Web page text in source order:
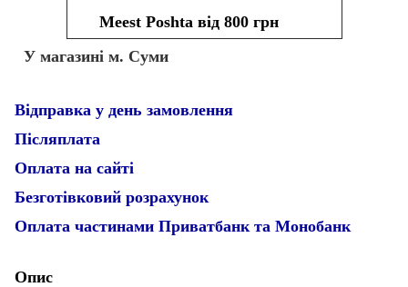
Meest Poshta від 800 грн
У магазині м. Суми
Відправка у день замовлення
Післяплата
Оплата на сайті
Безготівковий розрахунок
Оплата частинами Приватбанк та Монобанк
Опис